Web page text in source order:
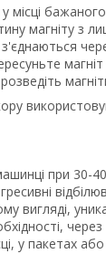
місці
магніту з
магніт
при 30-
вигляді,
через
у пакетах